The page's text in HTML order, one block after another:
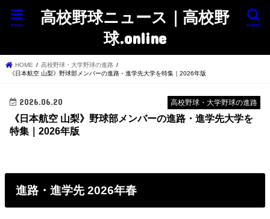
高校野球ニュース｜高校野
球.online
search
menu
HOME
高校野球・大学野球の進路
《日本航空 山梨》野球部メンバーの進路・進学先大学を特集｜2026年版
高校野球・大学野球の進路
2026.06.20
《日本航空 山梨》野球部メンバーの進路・進学先大学を
特集｜2026年版
進路・進学先 2026年春